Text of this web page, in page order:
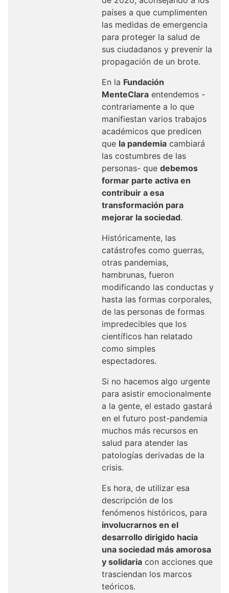
países a que cumplimenten
las medidas de emergencia
para proteger la salud de
sus ciudadanos y prevenir la
propagación de un brote.
En la Fundación
MenteClara entendemos -
contrariamente a lo que
manifiestan varios trabajos
académicos que predicen
que la pandemia cambiará
las costumbres de las
personas- que debemos
formar parte activa en
contribuir a esa
transformación para
mejorar la sociedad.
Históricamente, las
catástrofes como guerras,
otras pandemias,
hambrunas, fueron
modificando las conductas y
hasta las formas corporales,
de las personas de formas
impredecibles que los
científicos han relatado
como simples
espectadores.
Si no hacemos algo urgente
para asistir emocionalmente
a la gente, el estado gastará
en el futuro post-pandemia
muchos más recursos en
salud para atender las
patologías derivadas de la
crisis.
Es hora, de utilizar esa
descripción de los
fenómenos históricos, para
involucrarnos en el
desarrollo dirigido hacia
una sociedad más amorosa
y solidaria con acciones que
trasciendan los marcos
teóricos.